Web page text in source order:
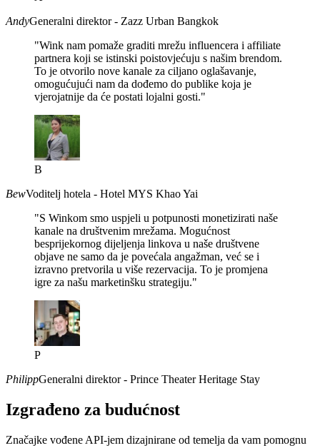
AndyGeneralni direktor - Zazz Urban Bangkok
"Wink nam pomaže graditi mrežu influencera i affiliate
partnera koji se istinski poistovjećuju s našim brendom.
To je otvorilo nove kanale za ciljano oglašavanje,
omogućujući nam da dođemo do publike koja je
vjerojatnije da će postati lojalni gosti."
B
BewVoditelj hotela - Hotel MYS Khao Yai
"S Winkom smo uspjeli u potpunosti monetizirati naše
kanale na društvenim mrežama. Mogućnost
besprijekornog dijeljenja linkova u naše društvene
objave ne samo da je povećala angažman, već se i
izravno pretvorila u više rezervacija. To je promjena
igre za našu marketinšku strategiju."
P
PhilippGeneralni direktor - Prince Theater Heritage Stay
Izgrađeno za budućnost
Značajke vođene API-jem dizajnirane od temelja da vam pomognu